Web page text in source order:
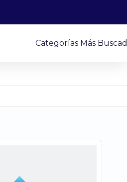
Categorías Más